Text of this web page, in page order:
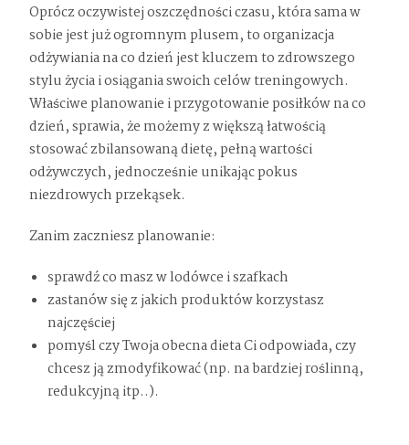
Oprócz oczywistej oszczędności czasu, która sama w
sobie jest już ogromnym plusem, to organizacja
odżywiania na co dzień jest kluczem to zdrowszego
stylu życia i osiągania swoich celów treningowych.
Właściwe planowanie i przygotowanie posiłków na co
dzień, sprawia, że możemy z większą łatwością
stosować zbilansowaną dietę, pełną wartości
odżywczych, jednocześnie unikając pokus
niezdrowych przekąsek.
Zanim zaczniesz planowanie:
sprawdź co masz w lodówce i szafkach
zastanów się z jakich produktów korzystasz
najczęściej
pomyśl czy Twoja obecna dieta Ci odpowiada, czy
chcesz ją zmodyfikować (np. na bardziej roślinną,
redukcyjną itp..).